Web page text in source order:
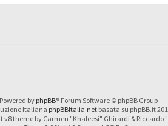
Powered by phpBB® Forum Software © phpBB Group
Italiana phpBBItalia.netbasata su phpBB.it
v8 theme by Carmen "Khaleesi" Ghirardi & Riccardo